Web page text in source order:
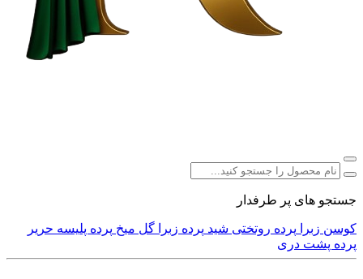
جستجو های پر طرفدار
کوسن زبرا پرده روتختی شید پرده زبرا گل میخ پرده پلیسه حریر
پرده پشت دری